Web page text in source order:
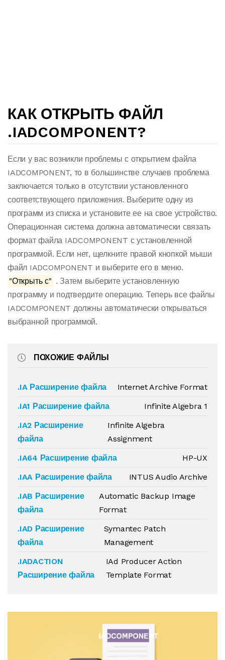
КАК ОТКРЫТЬ ФАЙЛ
.IADCOMPONENT?
Если у вас возникли проблемы с открытием файла
IADCOMPONENT, то в большинстве случаев проблема
заключается только в отсутствии установленного
соответствующего приложения. Выберите одну из
программ из списка и установите ее на свое устройство.
Операционная система должна автоматически связать
формат файла IADCOMPONENT с установленной
программой. Если нет, щелкните правой кнопкой мыши
файл IADCOMPONENT и выберите его в меню.
"Открыть с" . Затем выберите установленную
программу и подтвердите операцию. Теперь все файлы
IADCOMPONENT должны автоматически открываться
выбранной программой.
ПОХОЖИЕ ФАЙЛЫ
.IA Расширение файла
Internet Archive Format
.IA1 Расширение файла
Infinite Algebra 1
.IA2 Расширение
файла
Infinite Algebra
Assignment
.IA64 Расширение файла
HP-UX
.IAA Расширение файла
INTUS Audio Archive
.IAB Расширение
файла
Automatic Backup Image
Format
.IAD Расширение
файла
Symantec Patch
Management
.IADACTION
Расширение файла
IAd Producer Action
Template Format